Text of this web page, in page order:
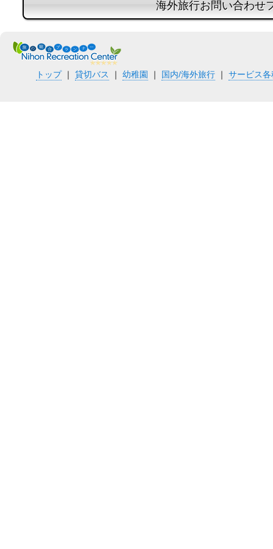
海外旅行お問い合わせ
トップ｜ 貸切バス ｜ 幼稚園 ｜ 国内/海外旅行 ｜ サービス各